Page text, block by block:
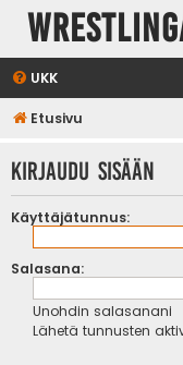
UKK
Etusivu
Kirjaudu sisään
Käyttäjätunnus:
Salasana:
Unohdin salasanani
Lähetä tunnusten